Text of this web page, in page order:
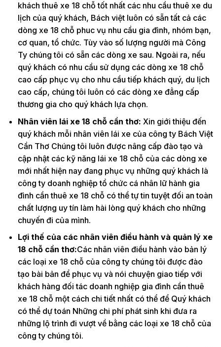
khách thuê xe 18 chỗ tốt nhất các nhu cầu thuê xe du
lịch của quý khách, Bách việt luôn có sẵn tất cả các
dòng xe 18 chỗ phuc vụ nhu cầu gia đình, nhóm bạn,
cơ quan, tổ chức. Tùy vào số lượng người mà Công
Ty chúng tôi có sẵn các dòng xe sau. Ngoài ra, nếu
quý khách có nhu cầu sử dụng các dòng xe 18 chỗ
cao cấp phục vụ cho nhu cầu tiếp khách quý, du lịch
cao cấp, chúng tôi luôn có các dòng xe đẳng cấp
thương gia cho quý khách lựa chọn.
Nhân viên lái xe 18 chỗ cần thơ: Xin giới thiệu đến
quý khách mỗi nhân viên lái xe của công ty Bách Việt
Cần Thơ Chúng tôi luôn được nâng cấp đào tạo và
cập nhật các kỹ năng lái xe 18 chỗ của các dòng xe
mới nhất hiện nay đang phục vụ những quý khách là
công ty doanh nghiệp tổ chức cá nhân lữ hành gia
đình cần thuê xe 18 chỗ có thể tự tin tuyệt đối an toàn
chất lượng uy tín làm hài lòng quý khách cho những
chuyến đi của mình.
Lợi thế của các nhân viên điều hành và quản lý xe
18 chỗ cần thơ:Các nhân viên điều hành vào bản lý
các loại xe 18 chỗ của công ty chúng tôi được đào
tạo bài bản để phục vụ và nói chuyện giao tiếp với
khách hàng đối tác doanh nghiệp gia đình cần thuê
xe 18 chỗ một cách chi tiết nhất có thể để Quý khách
có thể dự toán Những chi phí phát sinh khi đưa ra
những lộ trình đi vượt về bằng các loại xe 18 chỗ của
công ty chúng tôi.